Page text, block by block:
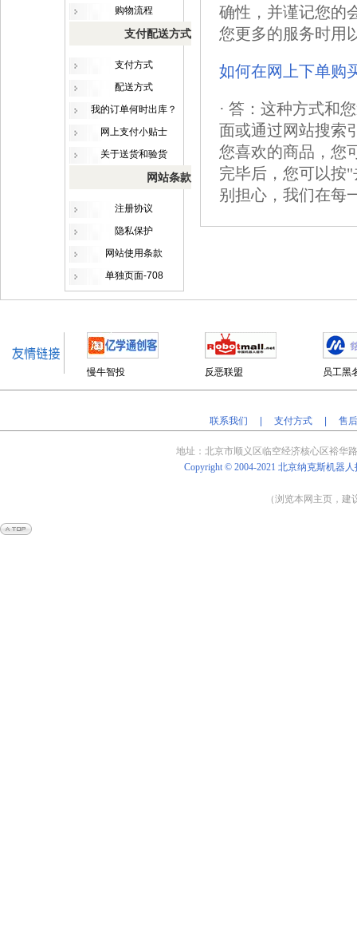
购物流程
支付配送方式
支付方式
配送方式
我的订单何时出库？
网上支付小贴士
关于送货和验货
网站条款
注册协议
隐私保护
网站使用条款
单独页面-708
确性，并谨记您的
您更多的服务时用
如何在网上下单购
· 答：这种方式和
面或通过网站搜索
您喜欢的商品，您
完毕后，您可以按
别担心，我们在每
慢牛智投 反恶联盟 员工黑
联系我们 |支付方式 |售
地址：北京市顺义区临空经济核心区裕华
Copyright © 2004-2021北京纳克斯机器
（浏览本网主页，